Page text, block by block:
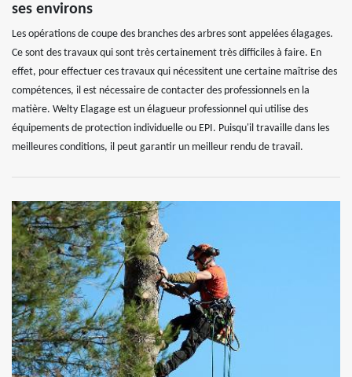
ses environs
Les opérations de coupe des branches des arbres sont appelées élagages.
Ce sont des travaux qui sont très certainement très difficiles à faire. En
effet, pour effectuer ces travaux qui nécessitent une certaine maîtrise des
compétences, il est nécessaire de contacter des professionnels en la
matière. Welty Elagage est un élagueur professionnel qui utilise des
équipements de protection individuelle ou EPI. Puisqu'il travaille dans les
meilleures conditions, il peut garantir un meilleur rendu de travail.